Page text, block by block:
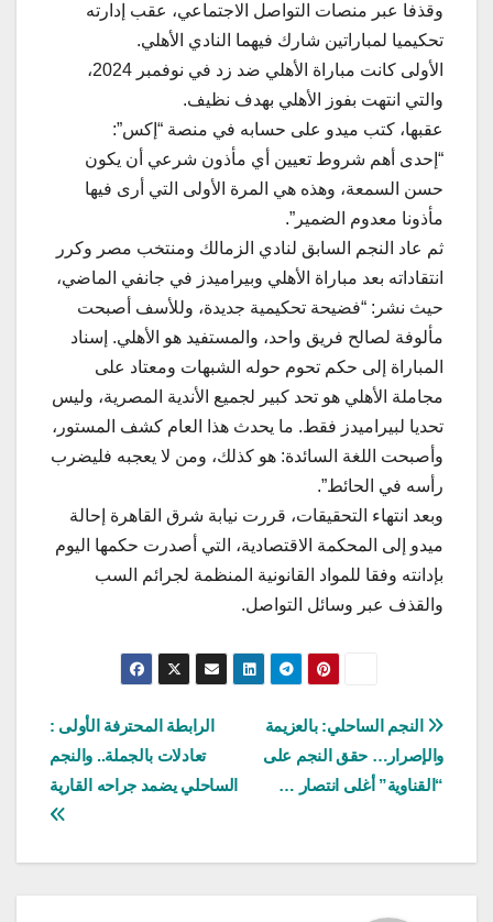
وقذفا عبر منصات التواصل الاجتماعي، عقب إدارته
تحكيميا لمباراتين شارك فيهما النادي الأهلي.
الأولى كانت مباراة الأهلي ضد زد في نوفمبر 2024،
والتي انتهت بفوز الأهلي بهدف نظيف.
عقبها، كتب ميدو على حسابه في منصة “إكس”:
“إحدى أهم شروط تعيين أي مأذون شرعي أن يكون
حسن السمعة، وهذه هي المرة الأولى التي أرى فيها
مأذونا معدوم الضمير”.
ثم عاد النجم السابق لنادي الزمالك ومنتخب مصر وكرر
انتقاداته بعد مباراة الأهلي وبيراميدز في جانفي الماضي،
حيث نشر: “فضيحة تحكيمية جديدة، وللأسف أصبحت
مألوفة لصالح فريق واحد، والمستفيد هو الأهلي. إسناد
المباراة إلى حكم تحوم حوله الشبهات ومعتاد على
مجاملة الأهلي هو تحد كبير لجميع الأندية المصرية، وليس
تحديا لبيراميدز فقط. ما يحدث هذا العام كشف المستور،
وأصبحت اللغة السائدة: هو كذلك، ومن لا يعجبه فليضرب
رأسه في الحائط”.
وبعد انتهاء التحقيقات، قررت نيابة شرق القاهرة إحالة
ميدو إلى المحكمة الاقتصادية، التي أصدرت حكمها اليوم
بإدانته وفقا للمواد القانونية المنظمة لجرائم السب
والقذف عبر وسائل التواصل.
تصفّح
المقالات
الرابطة المحترفة الأولى :
تعادلات بالجملة.. والنجم
الساحلي يضمد جراحه القارية
النجم الساحلي: بالعزيمة
والإصرار… حقق النجم على
“القناوية” أغلى انتصار …